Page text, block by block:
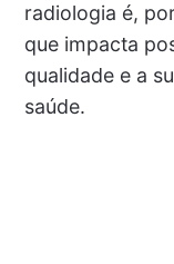
radiologia é,
que impacta
qualidade e a
saúde.